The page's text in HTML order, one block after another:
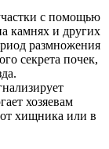
с помощью
камнях и других
размножения
секрета почек,
хозяевам
от хищника или в